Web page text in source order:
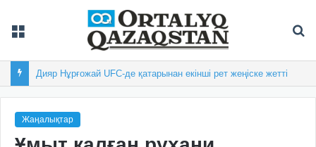
Дияр Нұрғожай UFC-де қатарынан екінші рет жеңіске жетті
Жаңалықтар